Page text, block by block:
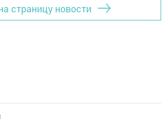
страницу новости